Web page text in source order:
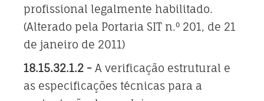
profissional legalmente habilitado.
(Alterado pela Portaria SIT n.º 201, de 21
de janeiro de 2011)
18.15.32.1.2 - A verificação estrutural e
as especificações técnicas para a